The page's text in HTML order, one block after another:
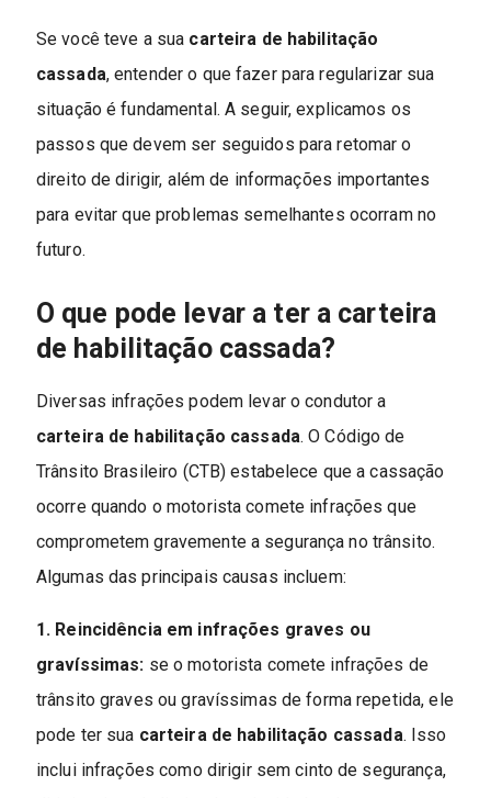
Se você teve a sua carteira de habilitação
cassada, entender o que fazer para regularizar sua
situação é fundamental. A seguir, explicamos os
passos que devem ser seguidos para retomar o
direito de dirigir, além de informações importantes
para evitar que problemas semelhantes ocorram no
futuro.
O que pode levar a ter a carteira
de habilitação cassada?
Diversas infrações podem levar o condutor a
carteira de habilitação cassada. O Código de
Trânsito Brasileiro (CTB) estabelece que a cassação
ocorre quando o motorista comete infrações que
comprometem gravemente a segurança no trânsito.
Algumas das principais causas incluem:
1. Reincidência em infrações graves ou
gravíssimas: se o motorista comete infrações de
trânsito graves ou gravíssimas de forma repetida, ele
pode ter sua carteira de habilitação cassada. Isso
inclui infrações como dirigir sem cinto de segurança,